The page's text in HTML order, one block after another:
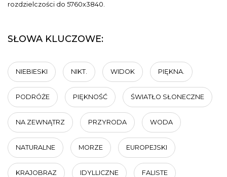
rozdzielczości do 5760x3840.
SŁOWA KLUCZOWE:
NIEBIESKI NIKT. WIDOK PIĘKNA.
PODRÓŻE PIĘKNOŚĆ ŚWIATŁO SŁONECZNE
NA ZEWNĄTRZ PRZYRODA WODA
NATURALNE MORZE EUROPEJSKI
KRAJOBRAZ IDYLLICZNE FALISTE